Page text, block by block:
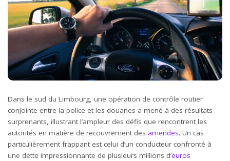
Dans le sud du Limbourg, une opération de contrôle routier
conjointe entre la police et les douanes a mené à des résultats
surprenants, illustrant l’ampleur des défis que rencontrent les
autorités en matière de recouvrement des amendes. Un cas
particulièrement frappant est celui d’un conducteur confronté à
une dette impressionnante de plusieurs millions d’euros